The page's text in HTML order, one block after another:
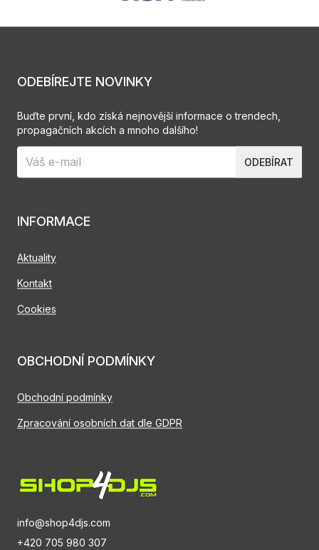
info@shop4djs.com
+420 705 980 307
INFORMACE
Aktuality
Kontakt
Cookies
OBCHODNÍ PODMÍNKY
Obchodní podmínky
Zpracování osobních dat dle GDPR
ODEBÍREJTE NOVINKY
Buďte první, kdo získá nejnovější informace o trendech,
propagačních akcích a mnoho dalšího!
ODEBÍRAT